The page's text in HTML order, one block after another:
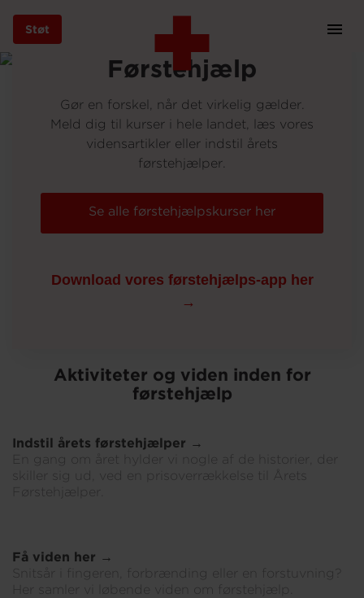
Gå
hovedindhold
Støt
Bliv frivillig
Foto: Peter Sørensen
Førstehjælp
Gør en forskel, når det virkelig gælder.
Meld dig til kurser i hele landet, læs vores
vidensartikler eller indstil årets
førstehjælper.
Se alle førstehjælpskurser her
Download vores førstehjælps-app her
Aktiviteter og viden inden for
førstehjælp
Indstil årets førstehjælper →
En gang om året hylder vi nogle af de historier, der
skiller sig ud, ved en prisoverrækkelse til Årets
Førstehjælper.
Få viden her →
Snitsår i fingeren, forbrænding eller en forstuvning?
Her samler vi løbende viden om førstehjælp.